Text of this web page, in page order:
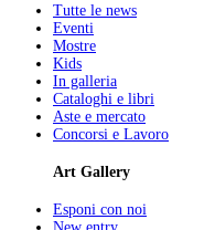
Tutte le news
Eventi
Mostre
Kids
In galleria
Cataloghi e libri
Aste e mercato
Concorsi e Lavoro
Art Gallery
Esponi con noi